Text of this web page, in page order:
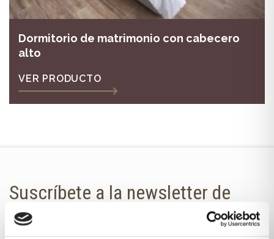
Dormitorio de matrimonio con cabecero
alto
VER PRODUCTO
Suscríbete a la newsletter de
Xíkara Interiores